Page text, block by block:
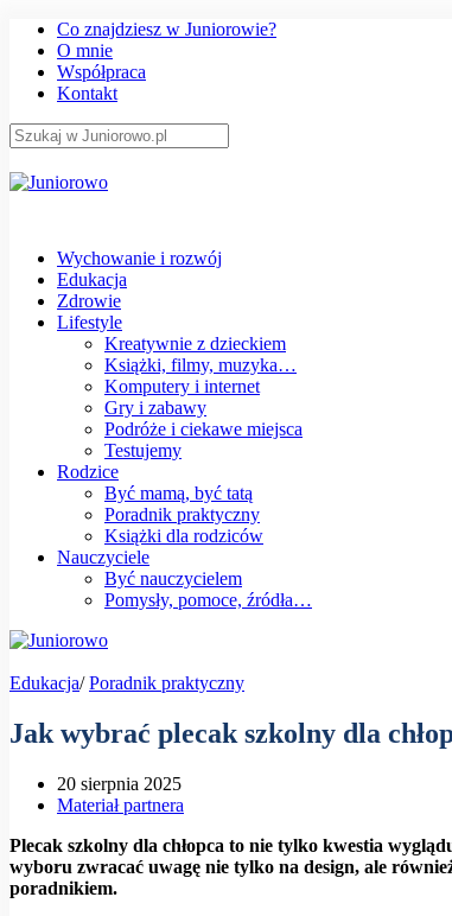
Co znajdziesz w Juniorowie?
O mnie
Współpraca
Kontakt
Wychowanie i rozwój
Edukacja
Zdrowie
Lifestyle
Kreatywnie z dzieckiem
Książki, filmy, muzyka…
Komputery i internet
Gry i zabawy
Podróże i ciekawe miejsca
Testujemy
Rodzice
Być mamą, być tatą
Poradnik praktyczny
Książki dla rodziców
Nauczyciele
Być nauczycielem
Pomysły, pomoce, źródła…
Edukacja/ Poradnik praktyczny
Jak wybrać plecak szkolny dla
20 sierpnia 2025
Materiał partnera
Plecak szkolny dla chłopca to nie tylko kwestia
wyboru zwracać uwagę nie tylko na design, ale
poradnikiem.